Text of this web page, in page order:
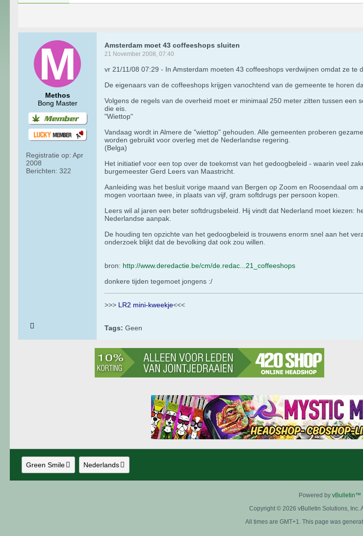
Methos
Bong Master
Registratie op: Apr
2008
Berichten: 322
Amsterdam moet 43 coffeeshops sluiten
21 November 2008, 07:40
vr 21/11/08 07:29 - In Amsterdam moeten 43 coffeeshops verdwijnen omdat ze te
De eigenaars van de coffeeshops krijgen vanochtend van de gemeente te horen
Volgens de regels van de overheid moet er minimaal 250 meter zitten tussen
die eis.
"Wiettop"
Vandaag wordt in Almere de "wiettop" gehouden. Alle gemeenten proberen
worden gebruikt voor overleg met de Nederlandse regering.
(Belga)
Het initiatief voor een top over de toekomst van het gedoogbeleid - waarin veel
burgemeester Gerd Leers van Maastricht.
Aanleiding was het besluit vorige maand van Bergen op Zoom en Roosendaal
mogen voortaan twee, in plaats van vijf, gram softdrugs per persoon kopen.
Leers wil al jaren een beter softdrugsbeleid. Hij vindt dat Nederland moet kiezen:
Nederlandse aanpak.
De houding ten opzichte van het gedoogbeleid is trouwens enorm snel aan het
onderzoek blijkt dat de bevolking dat ook zou willen.
bron: http://www.deredactie.be/cm/de.redac...21_coffeeshops
donkere tijden tegemoet jongens :/
>>> LR2 mini-kweekje<<<
Tags: Geen
Green Smile Nederlands
Powered by vBulletin™
Copyright © 2026 vBulletin Solutions, Inc.
All times are GMT+1. This page was